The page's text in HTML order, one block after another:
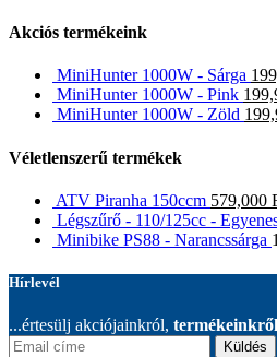
Akciós termékeink
MiniHunter 1000W - Sárga
MiniHunter 1000W - Pink
MiniHunter 1000W - Zöld
Véletlenszerű termékek
ATV Piranha 150ccm 579,000
Légszűrő - 110/125cc -
Minibike PS88 - Narancssárga
Hírlevél
...értesülj akciójainkról,
Küldés